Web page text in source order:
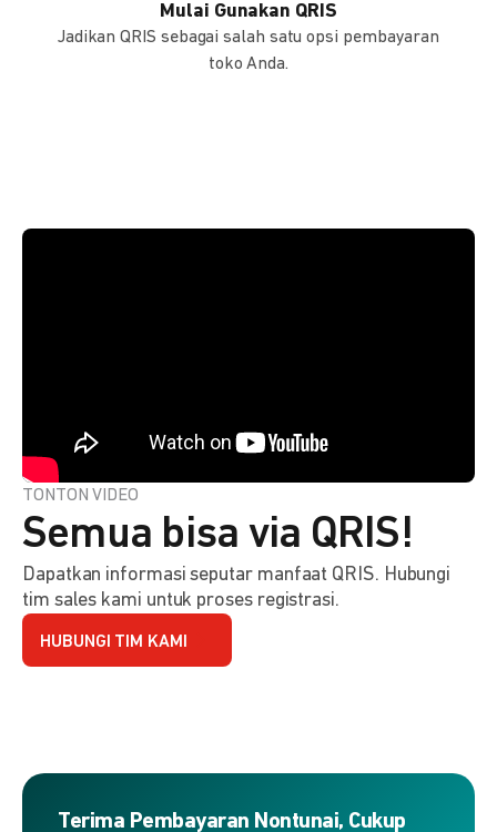
Mulai Gunakan QRIS
Jadikan QRIS sebagai salah satu opsi pembayaran
toko Anda.
TONTON VIDEO
Semua bisa via QRIS!
Dapatkan informasi seputar manfaat QRIS. Hubungi
tim sales kami untuk proses registrasi.
HUBUNGI TIM KAMI
Terima Pembayaran Nontunai, Cukup